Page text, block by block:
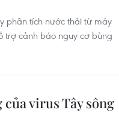
phân tích nước thải từ máy
trợ cảnh báo nguy cơ bùng
virus Tây sông